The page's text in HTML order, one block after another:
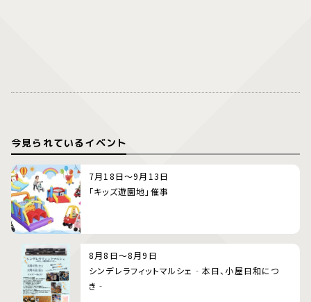
今見られているイベント
7月18日～9月13日
「キッズ遊園地」催事
8月8日～8月9日
シンデレラフィットマルシェ‐本日、小屋日和につ
き‐